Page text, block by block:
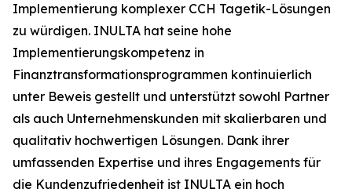
Implementierung komplexer CCH Tagetik-Lösungen
zu würdigen. INULTA hat seine hohe
Implementierungskompetenz in
Finanztransformationsprogrammen kontinuierlich
unter Beweis gestellt und unterstützt sowohl Partner
als auch Unternehmenskunden mit skalierbaren und
qualitativ hochwertigen Lösungen. Dank ihrer
umfassenden Expertise und ihres Engagements für
die Kundenzufriedenheit ist INULTA ein hoch